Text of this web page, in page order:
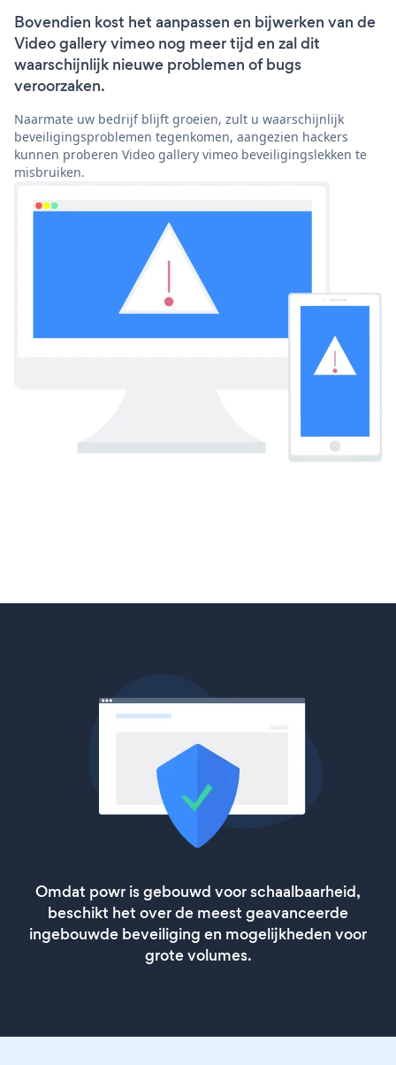
Bovendien kost het aanpassen en bijwerken van de
Video gallery vimeo nog meer tijd en zal dit
waarschijnlijk nieuwe problemen of bugs
veroorzaken.
Naarmate uw bedrijf blijft groeien, zult u waarschijnlijk
beveiligingsproblemen tegenkomen, aangezien hackers
kunnen proberen Video gallery vimeo beveiligingslekken te
misbruiken.
Omdat powr is gebouwd voor schaalbaarheid,
beschikt het over de meest geavanceerde
ingebouwde beveiliging en mogelijkheden voor
grote volumes.